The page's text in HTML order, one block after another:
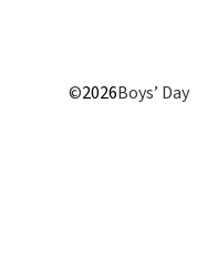
©2026Boys’ Day